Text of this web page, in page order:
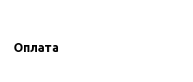
Оплата